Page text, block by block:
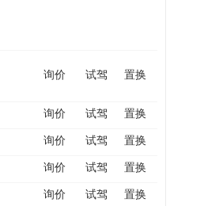
询价 试驾 置换
询价 试驾 置换
询价 试驾 置换
询价 试驾 置换
询价 试驾 置换